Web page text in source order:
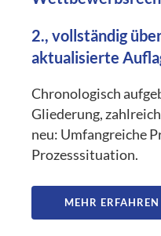
2., vollständig
aktualisierte
Chronologisch
Gliederung,
neu: Umfangreiche
Prozesssituation.
MEHR ERFAHREN